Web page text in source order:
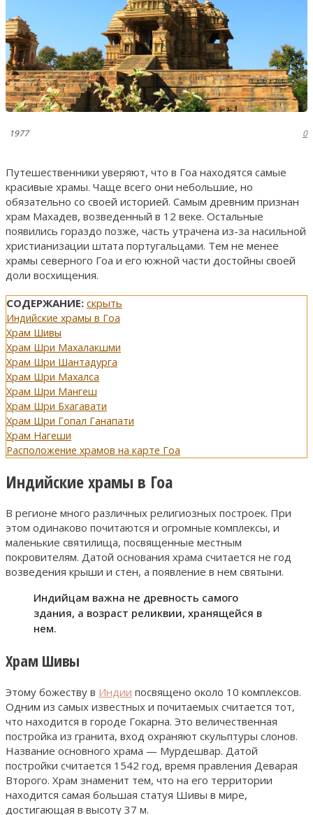
1977 0
Путешественники уверяют, что в Гоа находятся самые
красивые храмы. Чаще всего они небольшие, но
обязательно со своей историей. Самым древним признан
храм Махадев, возведенный в 12 веке. Остальные
появились гораздо позже, часть утрачена из-за насильной
христианизации штата португальцами. Тем не менее
храмы северного Гоа и его южной части достойны своей
доли восхищения.
СОДЕРЖАНИЕ: скрыть
Индийские храмы в Гоа
Храм Шивы
Храм Шри Махалакшми
Храм Шри Шантадурга
Храм Шри Махалса
Храм Шри Мангеш
Храм Шри Бхагавати
Храм Шри Гопал Ганапати
Храм Нагеши
Расположение храмов на карте Гоа
Индийские храмы в Гоа
В регионе много различных религиозных построек. При
этом одинаково почитаются и огромные комплексы, и
маленькие святилища, посвященные местным
покровителям. Датой основания храма считается не год
возведения крыши и стен, а появление в нем святыни.
Индийцам важна не древность самого
здания, а возраст реликвии, хранящейся в
нем.
Храм Шивы
Этому божеству в Индии посвящено около 10 комплексов.
Одним из самых известных и почитаемых считается тот,
что находится в городе Гокарна. Это величественная
постройка из гранита, вход охраняют скульптуры слонов.
Название основного храма — Мурдешвар. Датой
постройки считается 1542 год, время правления Деварая
Второго. Храм знаменит тем, что на его территории
находится самая большая статуя Шивы в мире,
достигающая в высоту 37 м.